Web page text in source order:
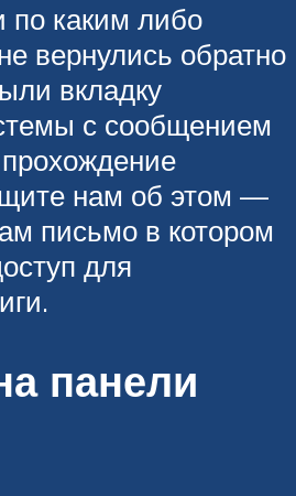
по каким либо
вернулись обратно
вкладку
с сообщением
нам об этом —
письмо в котором
для
панели